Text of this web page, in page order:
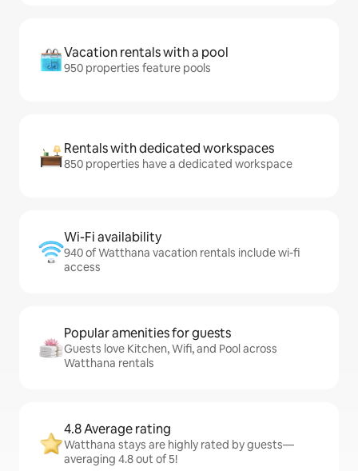
Vacation rentals with a pool
950 properties feature pools
Rentals with dedicated workspaces
850 properties have a dedicated workspace
Wi-Fi availability
940 of Watthana vacation rentals include wi-fi
access
Popular amenities for guests
Guests love Kitchen, Wifi, and Pool across
Watthana rentals
4.8 Average rating
Watthana stays are highly rated by guests—
averaging 4.8 out of 5!